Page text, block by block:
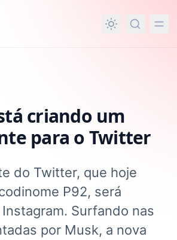
criando um
para o Twitter
do Twitter, que hoje
P92, será
Surfando nas
por Musk, a nova